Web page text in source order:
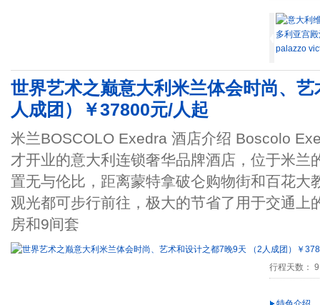
世界艺术之巅意大利米兰体会时尚、
人成团）￥37800元/人起
米兰BOSCOLO Exedra 酒店介绍 Boscolo
才开业的意大利连锁奢华品牌酒店，位于米兰
置无与伦比，距离蒙特拿破仑购物街和百花大
观光都可步行前往，极大的节省了用于交通上
房和9间套
行程天数：